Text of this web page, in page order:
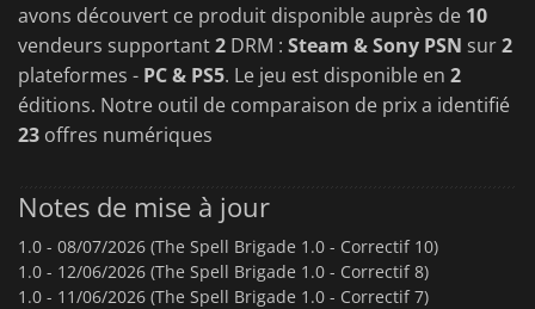
avons découvert ce produit disponible auprès de 10
vendeurs supportant2 DRM : Steam & Sony PSN sur2
plateformes - PC & PS5. Le jeu est disponible en 2
éditions. Notre outil de comparaison de prix a identifié
23 offres numériques
Notes de mise à jour
1.0 - 08/07/2026 (The Spell Brigade 1.0 - Correctif 10)
1.0 - 12/06/2026 (The Spell Brigade 1.0 - Correctif 8)
1.0 - 11/06/2026 (The Spell Brigade 1.0 - Correctif 7)